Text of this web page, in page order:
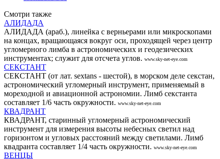
Смотри также
АЛИДАДА
АЛИДАДА (араб.), линейка с верньерами или микроскопами
на концах, вращающаяся вокруг оси, проходящей через центр
угломерного лимба в астрономических и геодезических
инструментах; служит для отсчета углов. www.sky-net-eye.com
СЕКСТАНТ
СЕКСТАНТ (от лат. sextans - шестой), в морском деле секстан,
астрономический угломерный инструмент, применяемый в
мореходной и авиационной астрономии. Лимб секстанта
составляет 1/6 часть окружности. www.sky-net-eye.com
КВАДРАНТ
КВАДРАНТ, старинный угломерный астрономический
инструмент для измерения высоты небесных светил над
горизонтом и угловых расстояний между светилами. Лимб
квадранта составляет 1/4 часть окружности. www.sky-net-eye.com
ВЕНЦЫ